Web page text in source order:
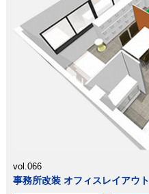
vol.066
事務所改装 オフィスレイアウト